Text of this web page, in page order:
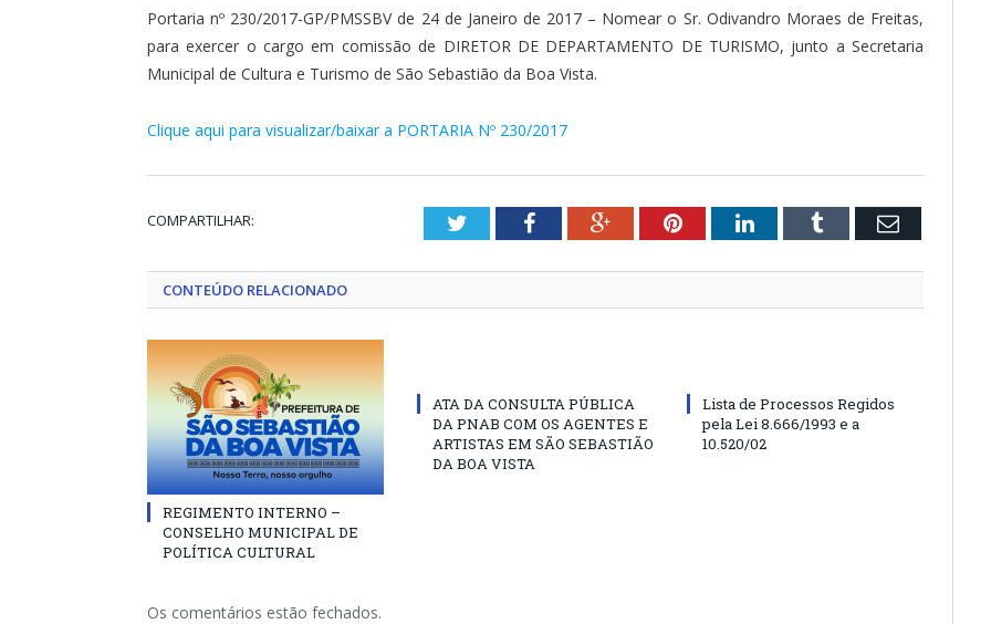
Portaria nº 230/2017-GP/PMSSBV de 24 de Janeiro de 2017 – Nomear o Sr. Odivandro Moraes de Freitas,
para exercer o cargo em comissão de DIRETOR DE DEPARTAMENTO DE TURISMO, junto a Secretaria
Municipal de Cultura e Turismo de São Sebastião da Boa Vista.
Clique aqui para visualizar/baixar a PORTARIA Nº 230/2017
COMPARTILHAR: TwitterFacebookGoogle+PinterestLinkedInTumblr Email
CONTEÚDO RELACIONADO
REGIMENTO INTERNO –
CONSELHO MUNICIPAL DE
POLÍTICA CULTURAL
ATA DA CONSULTA PÚBLICA
DA PNAB COM OS AGENTES E
ARTISTAS EM SÃO SEBASTIÃO
DA BOA VISTA
Lista de Processos Regidos
pela Lei 8.666/1993 e a
10.520/02
Os comentários estão fechados.